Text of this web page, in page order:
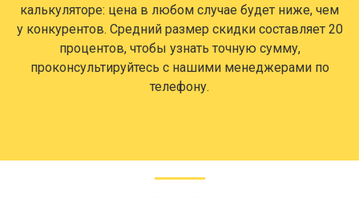
калькуляторе: цена в любом случае будет ниже, чем
у конкурентов. Средний размер скидки составляет 20
процентов, чтобы узнать точную сумму,
проконсультируйтесь с нашими менеджерами по
телефону.